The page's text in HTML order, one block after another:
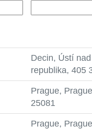
Decin, Ústí
republika, 405
Prague,
25081
Prague,